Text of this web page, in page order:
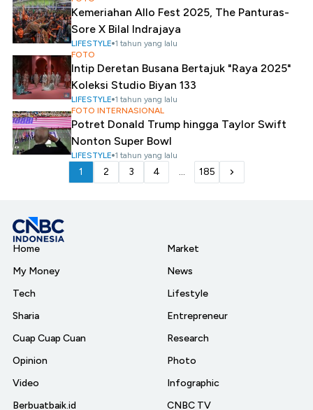
Kemeriahan Allo Fest 2025, The Panturas-
Sore X Bilal Indrajaya
LIFESTYLE 1 tahun yang lalu
FOTO
Intip Deretan Busana Bertajuk "Raya 2025"
Koleksi Studio Biyan 133
LIFESTYLE 1 tahun yang lalu
FOTO INTERNASIONAL
Potret Donald Trump hingga Taylor Swift
Nonton Super Bowl
LIFESTYLE 1 tahun yang lalu
1 2 3 4 ... 185
Home
My Money
Tech
Sharia
Cuap Cuap Cuan
Opinion
Video
Berbuatbaik.id
Market
News
Lifestyle
Entrepreneur
Research
Photo
Infographic
CNBC TV